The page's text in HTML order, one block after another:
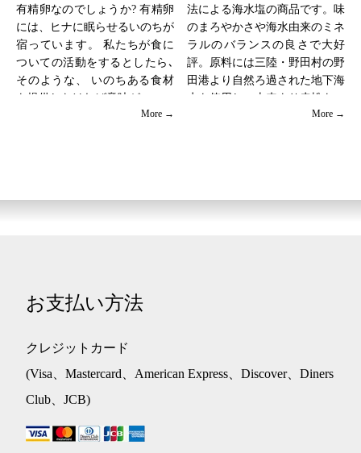
有精卵なのでしょうか? 有精卵
には、ヒナに眠らせるいのちが
宿っています。 私たちが食に
ついての活動をするとしたら､
そのような、 いのちある食材
を提供しなければ意味が...
More →
法による海水塩の商品です。味
のまろやかさや海水由来のミネ
ラルのバランスの良さで大好
評。原料には三陸・野田村の野
田港より自然ろ過された地下海
水を使用し、古来より赤松を...
More →
お支払い方法
クレジットカード
(Visa、Mastercard、American Express、Discover、Diners
Club、JCB)